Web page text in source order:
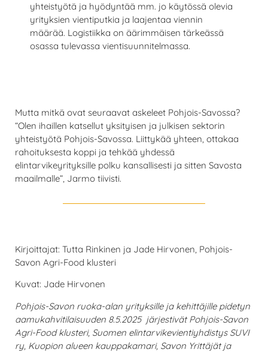
yhteistyötä ja hyödyntää mm. jo käytössä olevia
yrityksien vientiputkia ja laajentaa viennin
määrää. Logistiikka on äärimmäisen tärkeässä
osassa tulevassa vientisuunnitelmassa.
Mutta mitkä ovat seuraavat askeleet Pohjois-Savossa?
“Olen ihaillen katsellut yksityisen ja julkisen sektorin
yhteistyötä Pohjois-Savossa. Liittykää yhteen, ottakaa
rahoituksesta koppi ja tehkää yhdessä
elintarvikeyrityksille polku kansallisesti ja sitten Savosta
maailmalle”, Jarmo tiivisti.
Kirjoittajat: Tutta Rinkinen ja Jade Hirvonen, Pohjois-
Savon Agri-Food klusteri
Kuvat: Jade Hirvonen
Pohjois-Savon ruoka-alan yrityksille ja kehittäjille pidetyn
aamukahvitilaisuuden 8.5.2025 järjestivät Pohjois-Savon
Agri-Food klusteri, Suomen elintarvikevientiyhdistys SUVI
ry, Kuopion alueen kauppakamari, Savon Yrittäjät ja